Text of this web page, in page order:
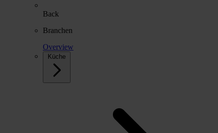
Back
Branchen
Overview
Küche